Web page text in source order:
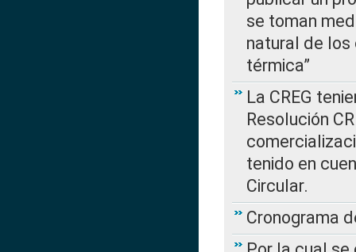
se toman
natural de los
térmica”
La CREG
Resolución
tenido en
Circular.
Cronograma